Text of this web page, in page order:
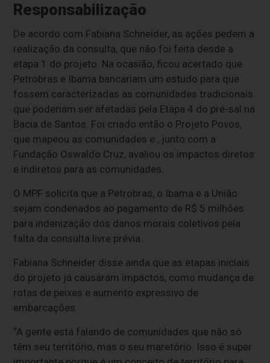
Responsabilização
De acordo com Fabiana Schneider, as ações pedem a
realização da consulta, que não foi feita desde a
etapa 1 do projeto. Na ocasião, ficou acertado que
Petrobras e Ibama bancariam um estudo para que
fossem caracterizadas as comunidades tradicionais
que poderiam ser afetadas pela Etapa 4 do pré-sal na
Bacia de Santos. Foi criado então o Projeto Povos,
que mapeou as comunidades e , junto com a
Fundação Oswaldo Cruz, avaliou os impactos diretos
e indiretos para as comunidades.
O MPF solicita que a Petrobras, o Ibama e a União
sejam condenados ao pagamento de R$ 5 milhões
para indenização dos danos morais coletivos pela
falta da consulta livre prévia.
Fabiana Schneider disse ainda que as etapas iniciais
do projeto já causaram impactos, como mudança de
rotas de peixes e aumento expressivo de
embarcações.
“A gente está falando de comunidades que não só
têm seu território, mas o seu maretório. Isso é super